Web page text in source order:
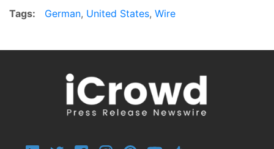
Tags: German, United States, Wire